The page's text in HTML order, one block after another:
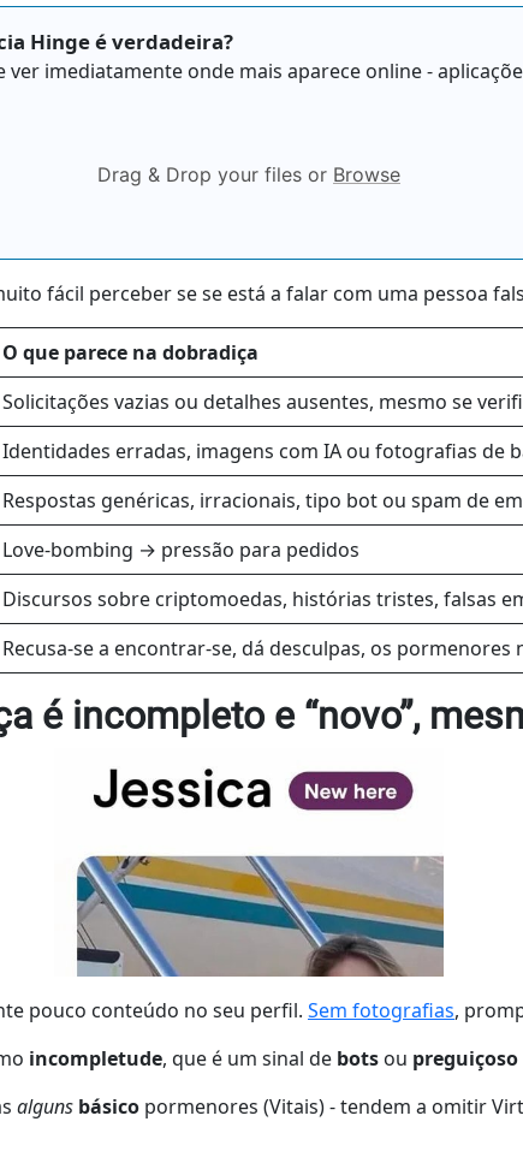
Hinge é verdadeira?
ver imediatamente onde mais aparece online -
Drag & Drop your files or Browse
fácil perceber se se está a falar com uma pessoa
O que parece na dobradiça
Solicitações vazias ou detalhes ausentes, mesmo se
Identidades erradas, imagens com IA ou fotografias de
Respostas genéricas, irracionais, tipo bot ou spam de
Love-bombing → pressão para pedidos
Discursos sobre criptomoedas, histórias tristes, falsas
Recusa-se a encontrar-se, dá desculpas, os pormenores
é incompleto e “novo”,
pouco conteúdo no seu perfil. Sem fotografias,
incompletude, que é um sinal de bots ou preguiçoso
alguns básico pormenores (Vitais) - tendem a omitir